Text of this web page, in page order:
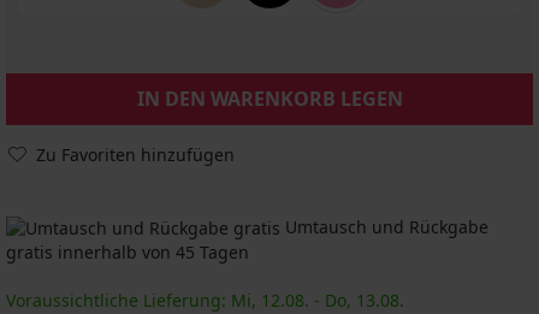
IN DEN WARENKORB LEGEN
Zu Favoriten hinzufügen
Umtausch und Rückgabe
gratis innerhalb von 45 Tagen
Voraussichtliche Lieferung: Mi, 12.08. - Do, 13.08.